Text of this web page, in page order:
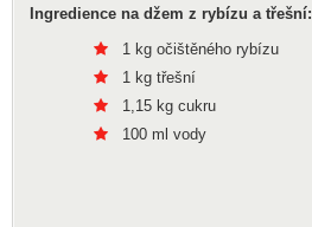
Ingredience na džem z rybízu a třešní:
1 kg očištěného rybízu
1 kg třešní
1,15 kg cukru
100 ml vody